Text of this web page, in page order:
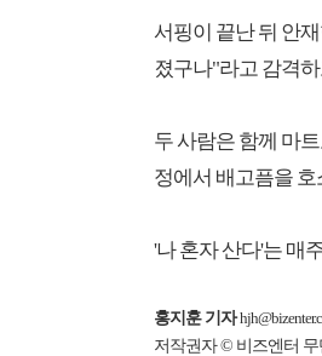
서핑이 끝난 뒤 안
졌구나"라고 감격
두 사람은 함께 마
정에서 배고픔을
'나 혼자 산다'는 매
홍지훈 기자
저작권자 © 비즈엔터 무